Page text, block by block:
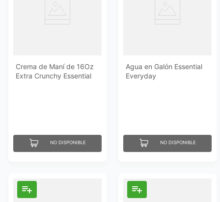
Crema de Maní de 16Oz
Extra Crunchy Essential
NO DISPONIBLE
Agua en Galón Essential
Everyday
NO DISPONIBLE